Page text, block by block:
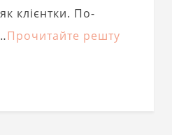
клієнтки. По-
Прочитайте решту